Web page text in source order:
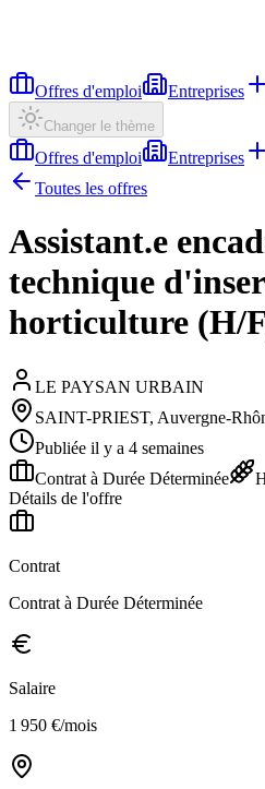
Offres d'emploi Entreprises
Changer le thème
Offres d'emploi Entreprises
Toutes les offres
Assistant.e
technique
horticulture (H/
LE PAYSAN URBAIN
SAINT-PRIEST, Auvergne-
Publiée il y a 4 semaines
Contrat à Durée Déterminée
Détails de l'offre
Contrat
Contrat à Durée Déterminée
Salaire
1 950 €/mois